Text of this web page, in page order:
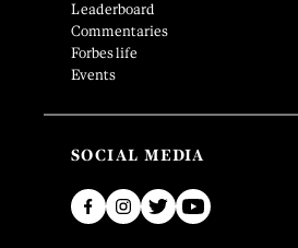
Leaderboard
Commentaries
Forbes life
Events
SOCIAL MEDIA